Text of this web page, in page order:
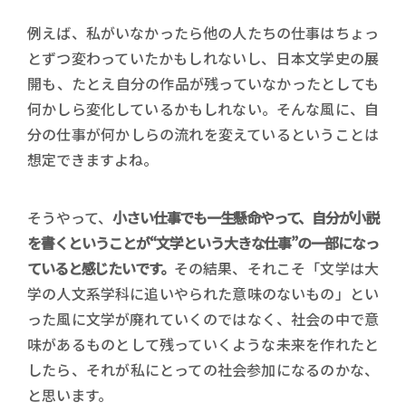
例えば、私がいなかったら他の人たちの仕事はちょっ
とずつ変わっていたかもしれないし、日本文学史の展
開も、たとえ自分の作品が残っていなかったとしても
何かしら変化しているかもしれない。そんな風に、自
分の仕事が何かしらの流れを変えているということは
想定できますよね。
そうやって、小さい仕事でも一生懸命やって、自分が小説
を書くということが“文学という大きな仕事”の一部になっ
ていると感じたいです。 その結果、それこそ「文学は大
学の人文系学科に追いやられた意味のないもの」とい
った風に文学が廃れていくのではなく、社会の中で意
味があるものとして残っていくような未来を作れたと
したら、それが私にとっての社会参加になるのかな、
と思います。